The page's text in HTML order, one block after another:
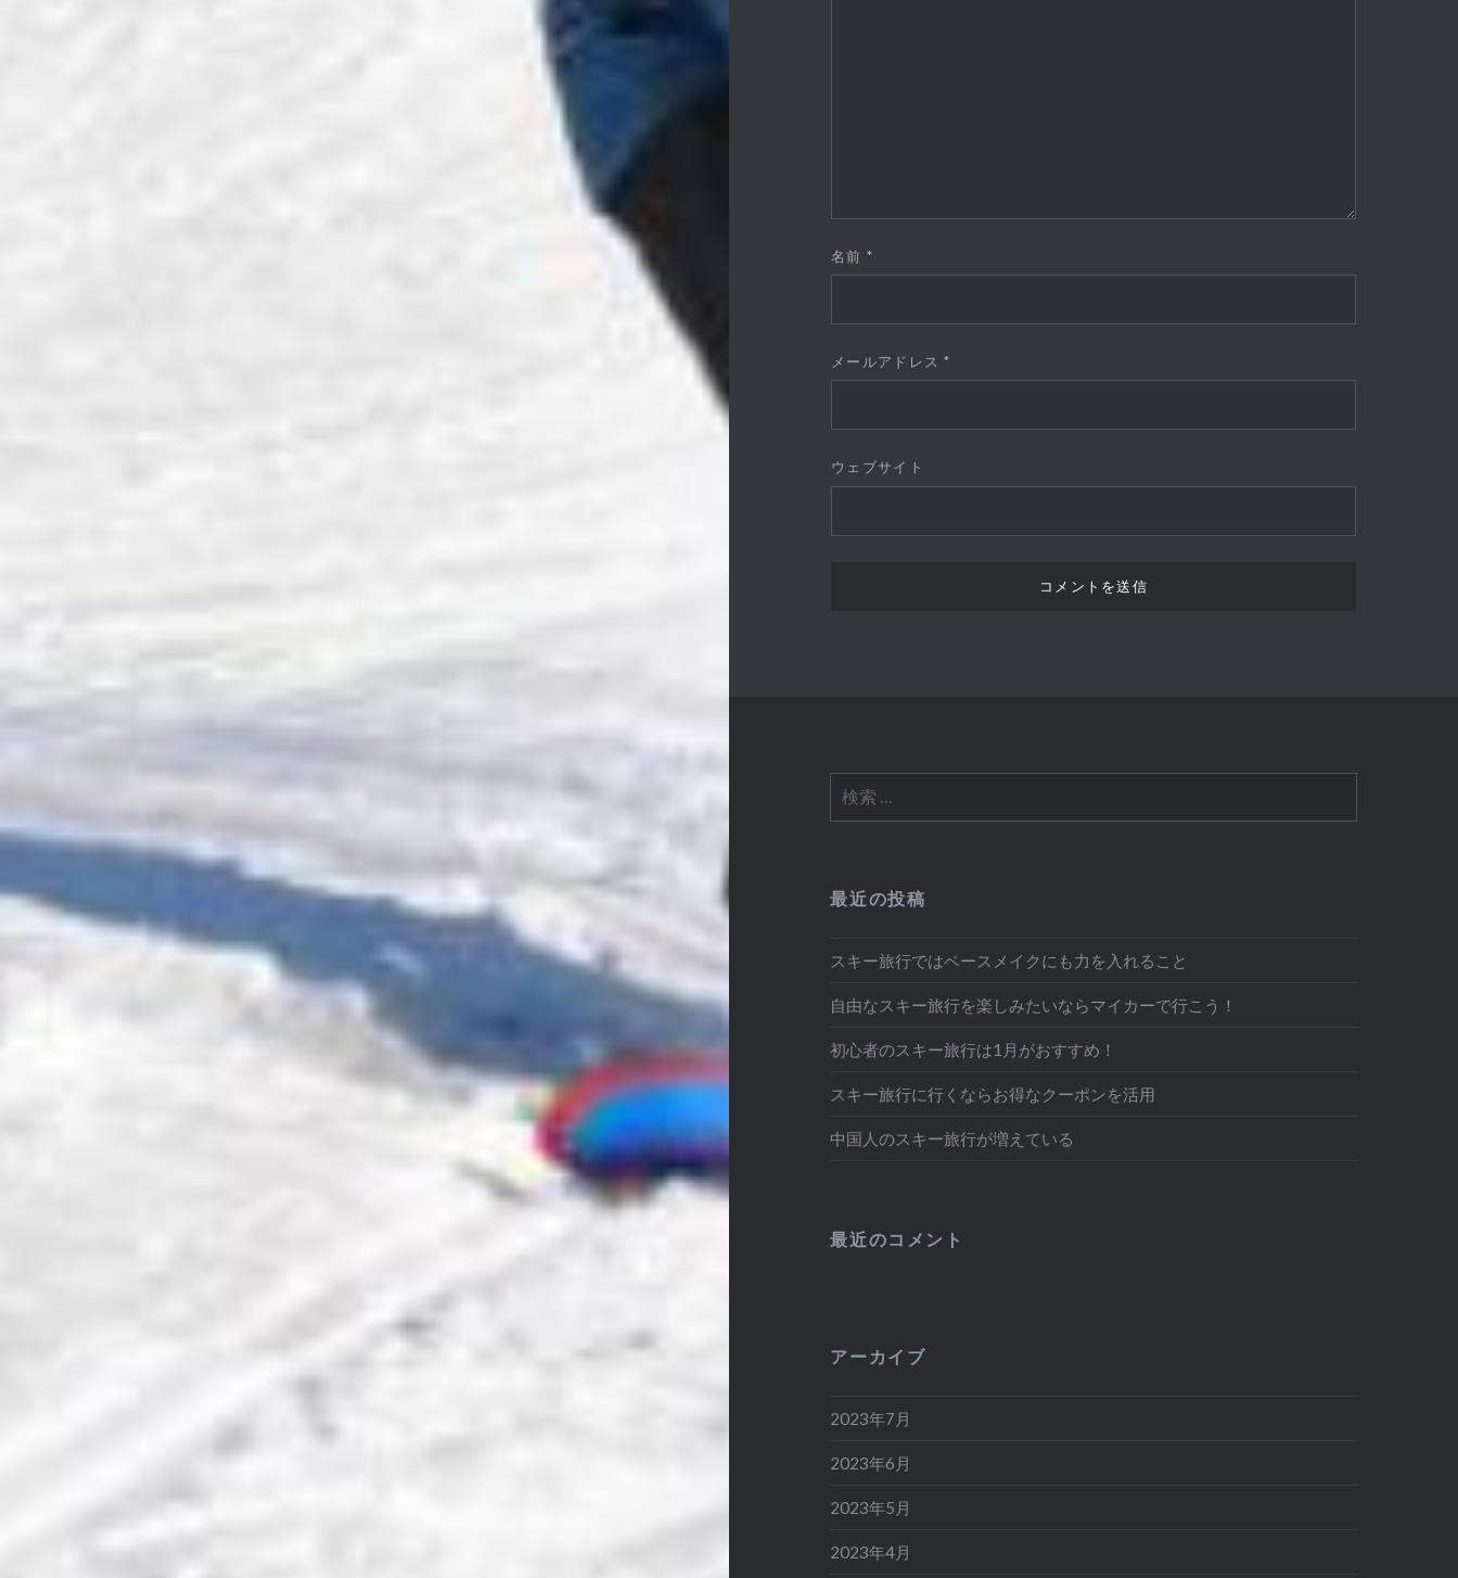
名前 *
メールアドレス*
ウェブサイト
検
索:
最近の投稿
スキー旅行ではベースメイクにも力を入れること
自由なスキー旅行を楽しみたいならマイカーで行こう！
初心者のスキー旅行は1月がおすすめ！
スキー旅行に行くならお得なクーポンを活用
中国人のスキー旅行が増えている
最近のコメント
アーカイブ
2023年7月
2023年6月
2023年5月
2023年4月